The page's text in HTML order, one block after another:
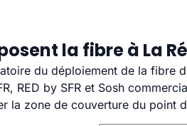
la fibre à La
du déploiement de la fibre
RED by SFR et Sosh
la zone de couverture du